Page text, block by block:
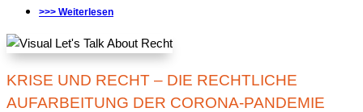
>>> Weiterlesen
KRISE UND RECHT – DIE RECHTLICHE
AUFARBEITUNG DER CORONA-PANDEMIE